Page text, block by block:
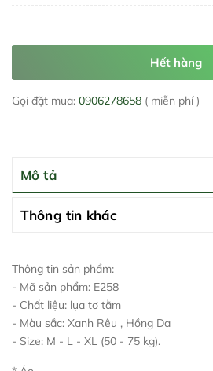
Hết hàng
Gọi đặt mua: 0906278658 ( miễn phí )
Mô tả
Thông tin khác
Thông tin sản phẩm:
- Mã sản phẩm: E258
- Chất liệu: lụa tơ tằm
- Màu sắc: Xanh Rêu , Hồng Da
- Size: M - L - XL (50 - 75 kg).